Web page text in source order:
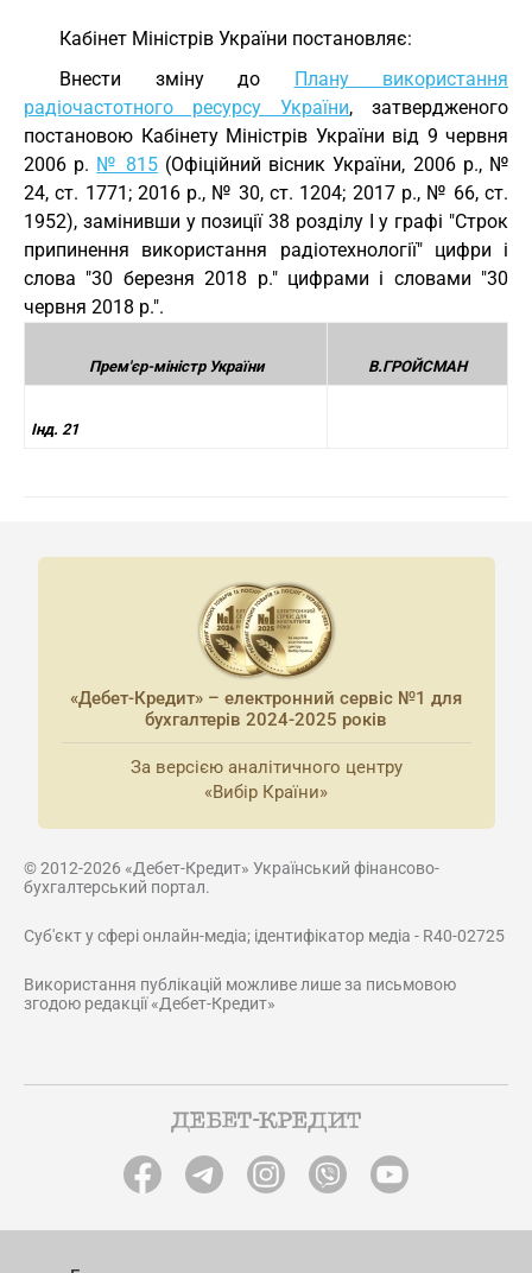
Кабінет Міністрів України постановляє:
Внести зміну до Плану використання
радіочастотного ресурсу України, затвердженого
постановою Кабінету Міністрів України від 9 червня
2006 р. № 815(Офіційний вісник України, 2006 р., №
24, ст. 1771; 2016 р., № 30, ст. 1204; 2017 р., № 66, ст.
1952), замінивши у позиції 38 розділу I у графі "Строк
припинення використання радіотехнології" цифри і
слова "30 березня 2018 р." цифрами і словами "30
червня 2018 р.".
Прем'єр-міністр України В.ГРОЙСМАН
Інд. 21
«Дебет-Кредит» – електронний сервіс №1 для
бухгалтерів 2024-2025 років
За версією аналітичного центру
«Вибір Країни»
© 2012-2026 «Дебет-Кредит» Український фінансово-
бухгалтерський портал.
Суб'єкт у сфері онлайн-медіа; ідентифікатор медіа - R40-02725
Використання публікацій можливе лише за письмовою
згодою редакції «Дебет-Кредит»